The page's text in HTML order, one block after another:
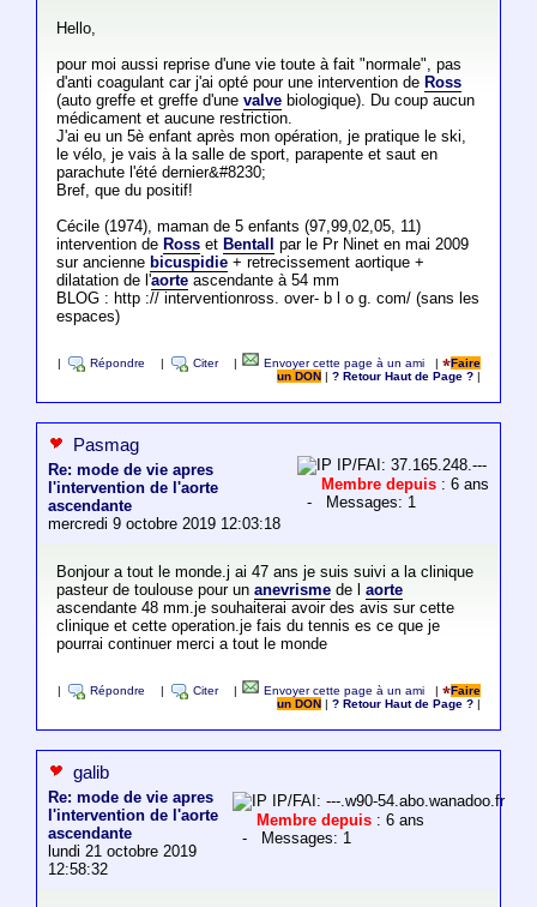
Hello,
pour moi aussi reprise d'une vie toute à fait "normale", pas
d'anti coagulant car j'ai opté pour une intervention de Ross
(auto greffe et greffe d'une valvebiologique). Du coup aucun
médicament et aucune restriction.
J'ai eu un 5è enfant après mon opération, je pratique le ski,
le vélo, je vais à la salle de sport, parapente et saut en
parachute l'été dernier&#8230;
Bref, que du positif!
Cécile (1974), maman de 5 enfants (97,99,02,05, 11)
intervention de Rosset Bentall
par le Pr Ninet en mai 2009
sur ancienne bicuspidie+ retrecissement aortique +
dilatation de l'aorteascendante à 54 mm
BLOG : http :// interventionross. over- b l o g. com/ (sans les
espaces)
Répondre Citer Envoyer cette page à un ami |
Faire
un DON
|? Retour Haut de Page ?
Pasmag
Re: mode de vie apres
l'intervention de l'aorte
ascendante
mercredi 9 octobre 2019 12:03:18
IP/FAI: 37.165.248.---
Membre depuis : 6 ans
- Messages: 1
Bonjour a tout le monde.j ai 47 ans je suis suivi a la clinique
pasteur de toulouse pour un anevrismede l aorte
ascendante 48 mm.je souhaiterai avoir des avis sur cette
clinique et cette operation.je fais du tennis es ce que je
pourrai continuer merci a tout le monde
Répondre Citer Envoyer cette page à un ami |
Faire
un DON
|? Retour Haut de Page ?
galib
Re: mode de vie apres
l'intervention de l'aorte
ascendante
lundi 21 octobre 2019
12:58:32
IP/FAI: ---.w90-54.abo.wanadoo.fr
Membre depuis : 6 ans
- Messages: 1